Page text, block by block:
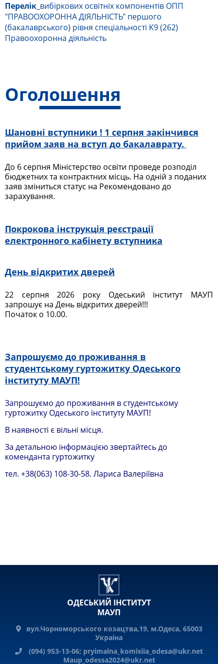
Перелік _вибіркових освітніх компонентів ОПП
"ПРАВООХОРОННА ДІЯЛЬНІСТЬ" першого
(бакалаврського) рівня спеціальності K9 (262)
Правоохоронна діяльність
Оголошення
Шановні вступники ! 1 серпня закінчився
прийом заяв на вступ до бакалаврату.
До 6 серпня Міністерство освіти проведе розподіл
бюджетних та контрактних місць. На одній з поданих
заяв зміниться статус на Рекомендовано до
зарахування.
Покрокова інструкція реєстрації
електронного кабінету вступника
День відкритих дверей
22 серпня 2026 року Одеський інститут МАУП
запрошує на День відкритих дверей!!!
Початок о 10.00.
Запрошуємо до проживання в
студентському гуртожитку Одеського
інституту МАУП!
Запрошуємо до проживання в студентському
гуртожитку Одеського інституту МАУП!
В наявності є вільні місця.
За детальною інформацією звертайтесь до
коменданта гуртожитку
тел. +38(063) 108-30-58. Лариса Валеріївна
ОДЕСЬКИЙ ІНСТИТУТ
МАУП
вул.Чорноморського козацтва,19, м.Одеса, 65003
Украiна
(094) 953-13-06; pryimalna_komisiia_odesa@ukr.net
Maup_odessa2024@ukr.net